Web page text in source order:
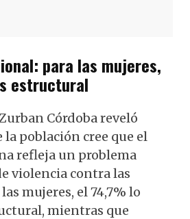
para las mujeres,
estructural
Córdoba reveló
la población cree que el
refleja un problema
violencia contra las
mujeres, el 74,7% lo
mientras que